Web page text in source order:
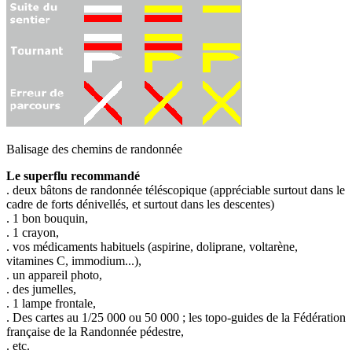
Balisage des chemins de randonnée
Le superflu recommandé
. deux bâtons de randonnée téléscopique (appréciable surtout dans le
cadre de forts dénivellés, et surtout dans les descentes)
. 1 bon bouquin,
. 1 crayon,
. vos médicaments habituels (aspirine, doliprane, voltarène,
vitamines C, immodium...),
. un appareil photo,
. des jumelles,
. 1 lampe frontale,
. Des cartes au 1/25 000 ou 50 000 ; les topo-guides de la Fédération
française de la Randonnée pédestre,
. etc.